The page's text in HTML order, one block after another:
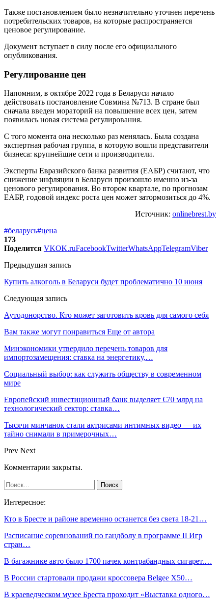
Также постановлением было незначительно уточнен перечень
потребительских товаров, на которые распространяется
ценовое регулирование.
Документ вступает в силу после его официального
опубликования.
Регулирование цен
Напомним, в октябре 2022 года в Беларуси начало
действовать постановление Совмина №713. В стране был
сначала введен мораторий на повышение всех цен, затем
появилась новая система регулирования.
С того момента она несколько раз менялась. Была создана
экспертная рабочая группа, в которую вошли представители
бизнеса: крупнейшие сети и производители.
Эксперты Евразийского банка развития (ЕАБР) считают, что
снижение инфляции в Беларуси произошло именно из-за
ценового регулирования. Во втором квартале, по прогнозам
ЕАБР, годовой индекс роста цен может затормозиться до 4%.
Источник: onlinebrest.by
#беларусь#цена
173
Поделится VKOK.ruFacebookTwitterWhatsAppTelegramViber
Предыдущая запись
Купить алкоголь в Беларуси будет проблематично 10 июня
Следующая запись
Аутодонорство. Кто может заготовить кровь для самого себя
Вам также могут понравиться Еще от автора
Минэкономики утвердило перечень товаров для
импортозамещения: ставка на энергетику,…
Социальный выбор: как служить обществу в современном
мире
Европейский инвестиционный банк выделяет €70 млрд на
технологический сектор: ставка…
Тысячи минчанок стали актрисами интимных видео — их
тайно снимали в примерочных…
Prev Next
Комментарии закрыты.
Интересное:
Кто в Бресте и районе временно останется без света 18-21…
Расписание соревнований по гандболу в программе II Игр
стран…
В багажнике авто было 1700 пачек контрабандных сигарет.…
В России стартовали продажи кроссовера Belgee X50…
В краеведческом музее Бреста проходит «Выставка одного…